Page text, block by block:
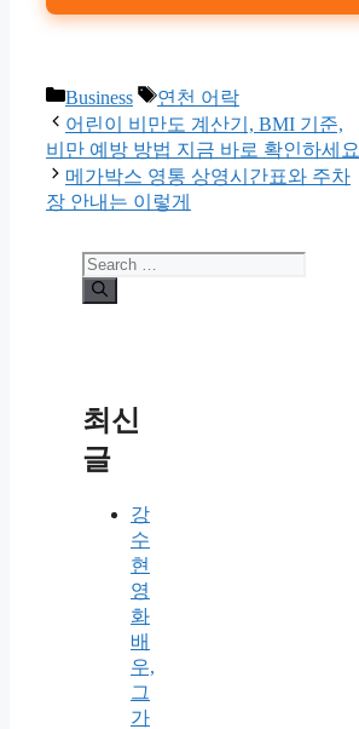
Categories
Business Tags
연천 어락
어린이 비만도 계산기, BMI 기준,
비만 예방 방법 지금 바로 확인하세요
메가박스 영통 상영시간표와 주차
장 안내는 이렇게
Search
for:
최신
글
강
수
현
영
화
배
우,
그
가